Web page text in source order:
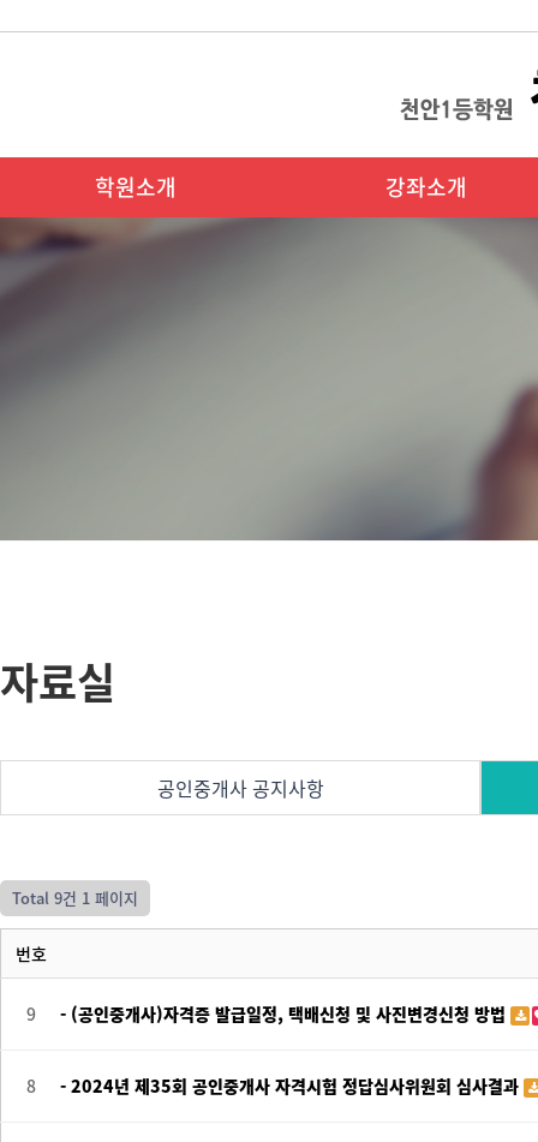
학원소개 강좌소개
자료실
공인중개사 공지사항
Total 9건 1 페이지
번호
9 - (공인중개사)자격증 발급일정, 택배신청 및 사진변경신청 방법
8 - 2024년 제35회 공인중개사 자격시험 정답심사위원회 심사결과